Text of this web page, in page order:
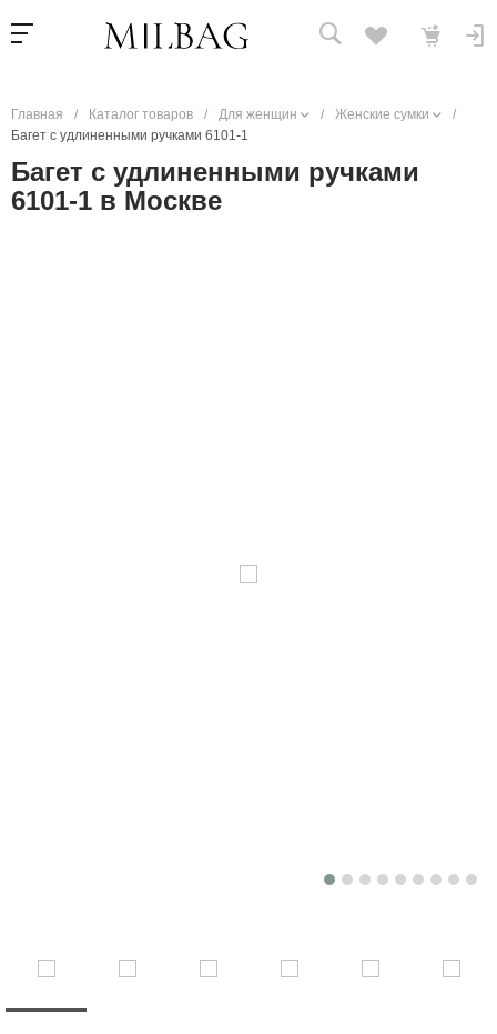
Главная / Каталог товаров / Для женщин / Женские сумки
/
Багет с удлиненными ручками 6101-1
Багет с удлиненными ручками
6101-1 в Москве